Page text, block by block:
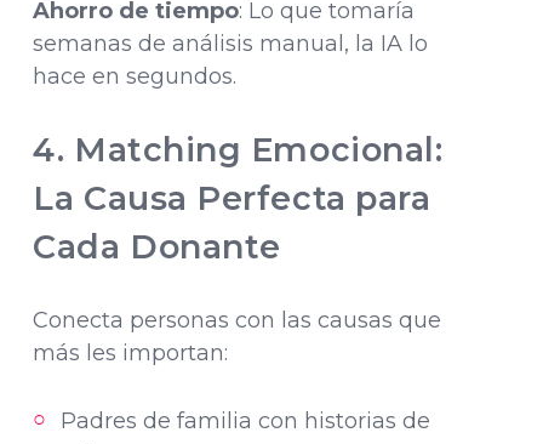
Ahorro de tiempo: Lo que tomaría
semanas de análisis manual, la IA lo
hace en segundos.
4. Matching Emocional:
La Causa Perfecta para
Cada Donante
Conecta personas con las causas que
más les importan:
Padres de familia con historias de